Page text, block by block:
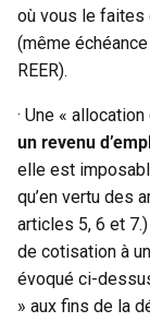
où vous le faites
(même
REER).
· Une «
un revenu
elle est
qu’en vertu des
articles 5, 6 et
de cotisation à
évoqué ci-
» aux fins de la